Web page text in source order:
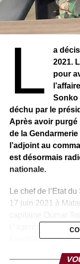
L
a
2021.
pour
Sonko
déchu par le
Après avoir purgé
de la
l’adjoint au
est désormais
nationale.
Le chef de l’Etat
17 juin 2021 à
L’agent de la
lourde contre